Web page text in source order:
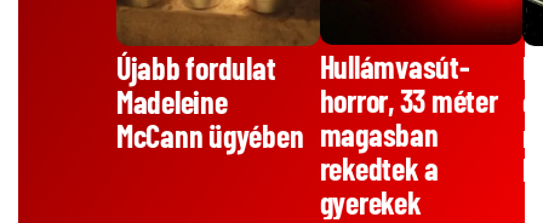
Újabb fordulat
Madeleine
McCann ügyében
Hullámvasút-
horror, 33 méter
magasban
rekedtek a
gyerekek